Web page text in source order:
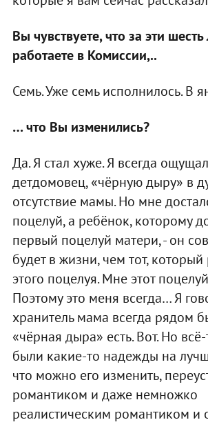
Вы чувствуете, что за эти шесть
работаете в Комиссии,..
Семь. Уже семь исполнилось. В
… что Вы изменились?
Да. Я стал хуже. Я всегда
детдомовец, «чёрную дыру» в
отсутствие мамы. Но мне
поцелуй, а ребёнок, которому
первый поцелуй матери, - он
будет в жизни, чем тот,
этого поцелуя. Мне этот
Поэтому это меня всегда… Я
хранитель мама всегда рядом
«чёрная дыра» есть. Вот. Но
были какие-то надежды на
что можно его изменить,
романтиком и даже немножко
реалистическим романтиком и